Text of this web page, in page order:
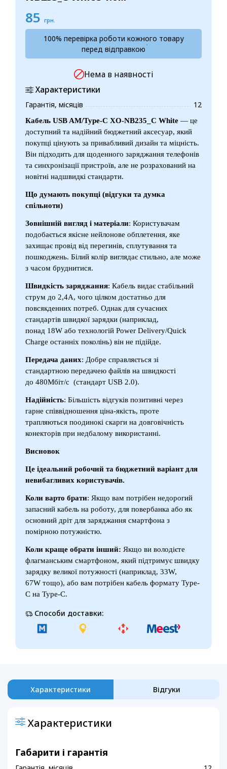
85 грн.
100% перевірка роботи кожного товару
перед відправкою
Нема в наявності
Характеристики
Гарантія, місяців 12
Кабель USB AM/Type-C XO-NB235_C White — це
доступний та надійний бюджетний аксесуар, який
покупці цінують за привабливий дизайн та міцність.
Він підходить для щоденного заряджання телефонів
та синхронізації пристроїв, але не розрахований на
новітні надшвидкі стандарти.
Що думають покупці (відгуки та думка
спільноти)
Зовнішній вигляд і матеріали: Користувачам
подобається якісне нейлонове обплетення, яке
захищає провід від перегинів, сплутування та
пошкоджень. Білий колір виглядає стильно, але може
з часом бруднитися.
Швидкість заряджання: Кабель видає стабільний
струм до 2,4A, чого цілком достатньо для
повсякденних потреб. Однак для сучасних
стандартів швидкої зарядки (наприклад,
понад 18W або технологій Power Delivery/Quick
Charge останніх поколінь) він не підійде.
Передача даних: Добре справляється зі
стандартною передачею файлів на швидкості
до 480Мбіт/с (стандарт USB 2.0).
Надійність: Більшість відгуків позитивні через
гарне співвідношення ціна-якість, проте
трапляються поодинокі скарги на довговічність
конекторів при недбалому використанні.
Висновок
Це ідеальний робочий та бюджетний варіант для
невибагливих користувачів.
Коли варто брати: Якщо вам потрібен недорогий
запасний кабель на роботу, для повербанка або як
основний дріт для заряджання смартфона з
помірною потужністю.
Коли краще обрати інший: Якщо ви володієте
флагманським смартфоном, який підтримує швидку
зарядку великої потужності (наприклад, 33W,
67W тощо), або вам потрібен кабель формату Type-
C на Type-C.
Способи доставки:
Характеристики Відгуки
Характеристики
Габарити і гарантія